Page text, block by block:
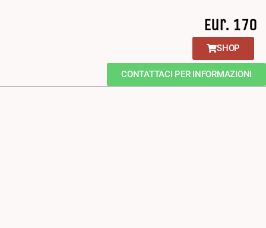
Eur. 170
SHOP
CONTATTACI PER INFORMAZIONI